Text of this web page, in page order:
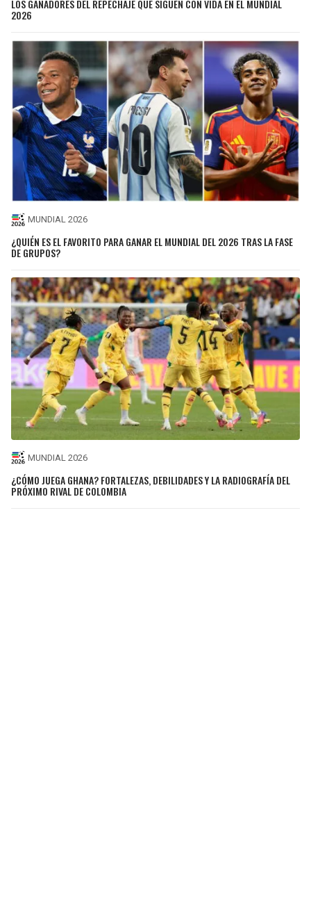
LOS GANADORES DEL REPECHAJE QUE SIGUEN CON VIDA EN EL MUNDIAL
2026
MUNDIAL 2026
¿QUIÉN ES EL FAVORITO PARA GANAR EL MUNDIAL DEL 2026 TRAS LA FASE
DE GRUPOS?
MUNDIAL 2026
¿CÓMO JUEGA GHANA? FORTALEZAS, DEBILIDADES Y LA RADIOGRAFÍA DEL
PRÓXIMO RIVAL DE COLOMBIA